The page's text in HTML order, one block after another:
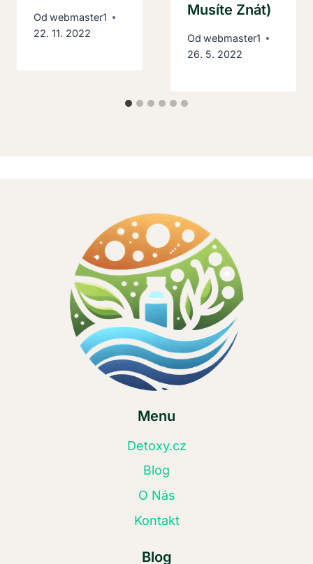
Od webmaster1
22. 11. 2022
Musíte Znát)
Od webmaster1
26. 5. 2022
Menu
Detoxy.cz
Blog
O Nás
Kontakt
Blog